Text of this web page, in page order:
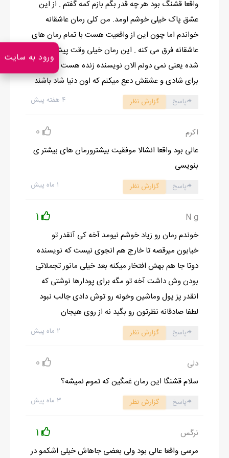
دوباره صدای هر هر و کر کرشون بلند شد .با اینکه گوشه پیست
ایستاده بودیم ولی تو دید همه بودیم و خیلیا با کنجکاوی نگامون
میکردن ... خیلی خجالتم کشیده بودم...تا اینکه مهلا و کیوان نامزدشم
به جمع ما اضافه شدن...
مهلا_ مثل اینکه بدجور داره بهتون خوش میگذره که اصلا یادتون رفته
منم وجود دارم...
ایدا_مگه میشه جایی که شادی هست بود و به ادم بد بگذره
میکردن...مهلا و کیوانم نگاهاشونو گنگ بین ماها میگردوندن تا بلکه
بتونن از قیافه ها جریانو بخونن...
مهلا _ خب مشه بگین قضیه از چه قراره؟... دارم از کنجکاوی میمیرما!
شهرزاد_ خب راستش...
پریدم وسط حرف شهرزاد و در حالی که با چشم به کیوان اشاره میکردم
طوری با تحکم اینو گفتم که دیگه نه بقیه چیزی گفتن نه مهلا و کیوان
به روی خودشون اوردن و در همون لحظه صدای گیرا و جذاب مردیو
پشت سرم شنیدم
_کیوان یه سرم به رفقا بزنی بد نیستا...
نگام هنوز به جلو بود که دیدم بچه ها دارن با شگفتی به من نگاه
میکنن . نه دیگه باورم شد که خیلی خوشگلم... نه نه ! یه لحظه
وایسین !به من نگاه نمیکردن که بلکه نگاهشون به پشت سر من بود
باورم نمیشه ... یعنی واقعا اینی که جلو رومه یه انسانه یا نه یه
فرشتست؟...بدون اینکه دلم بخواد به این جفت چشمای ماشی رنگش
زل زده بودم طوری که اصلا نفهمیدم چشمای اونم تو چشمای من قفل
شده .نمیدونم چم شده بود ...
کیوان_ باید ببخشین شهاب جون ... مهلا اصرار داشت بیاییم با
واقعا قشنگ بود هر چه قدر بگم بازم کمه گفتم . از این
عشق پاک خیلی خوشم اومد. من کلی رمان عاشقانه
خواندم اما چون این از واقعیت هست با تمام رمان های
عاشقانه فرق می کنه . این رمان خیلی وقت پیش نوشته
شده یعنی نمی دونم الان نویسنده زنده هست یا نه اما
برای شادی و عشقش دعع میکنم که اون دنیا شاد باشند
۴ هفته پیش پاسخ گزارش نظر
اکرم 0
عالی بود واقعا انشالا موفقیت بیشترورمان های بیشتر ی
بنویسی
۱ ماه پیش پاسخ گزارش نظر
N g
1
خوندم رمان رو زیاد خوشم نیومد آخه کی آنقدر تو
خیابون میرقصه تا خارج هم انجوی نیست که نویسنده
دوتا جا هم بهش افتخار میکنه بعد خیلی مانور تجملاتی
بودن وش داشت آخه تو مگه برای پودارها نوشتی که
انقدر پز پول وماشین وخونه رو توش دادی جالب نبود
لطفا صادقانه نظرتون رو بگید نه از روی هیجان
۲ ماه پیش پاسخ گزارش نظر
دلی 0
سلام قشنگا این رمان غمگین که تموم نمیشه؟
۳ ماه پیش پاسخ گزارش نظر
نرگس 1
مرسی واقعا عالی بود ولی بعضی جاهاش خیلی اشکمو در
ورود به سایت